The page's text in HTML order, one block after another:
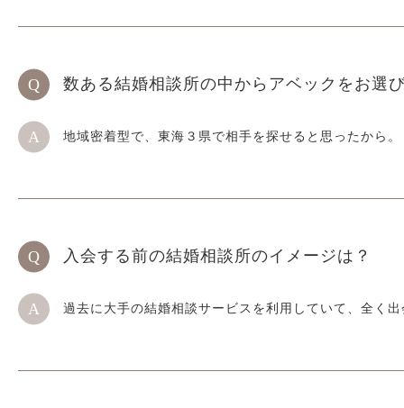
数ある結婚相談所の中からアベックをお選
地域密着型で、東海３県で相手を探せると思ったから。
入会する前の結婚相談所のイメージは？
過去に大手の結婚相談サービスを利用していて、全く